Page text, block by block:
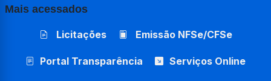
Mais acessados
Licitações Emissão NFSe/CFSe
Portal Transparência Serviços Online